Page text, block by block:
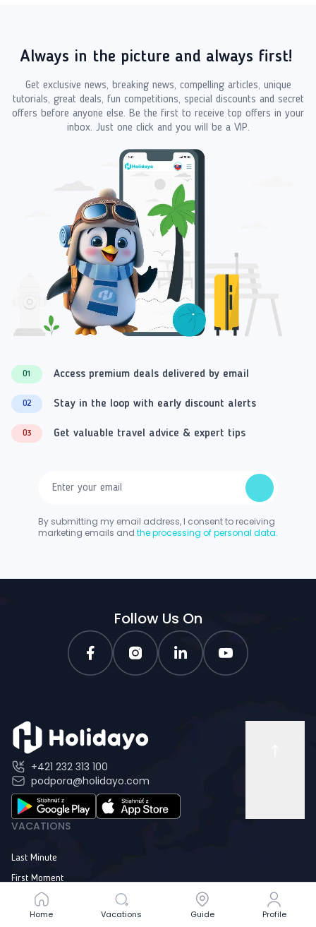
Home Vacations Guide Profile
Home Vacations Guide Profile
Always in the picture and always first!
Get exclusive news, breaking news, compelling articles, unique
tutorials, great deals, fun competitions, special discounts and secret
offers before anyone else. Be the first to receive top offers in your
inbox. Just one click and you will be a VIP.
01 Access premium deals delivered by email
02 Stay in the loop with early discount alerts
03 Get valuable travel advice & expert tips
By submitting my email address, I consent to receiving
marketing emails and the processing of personal data.
Follow Us On
+421 232 313 100
podpora@holidayo.com
VACATIONS
Last Minute
First Moment
Exotika
Dovolenka na mieru